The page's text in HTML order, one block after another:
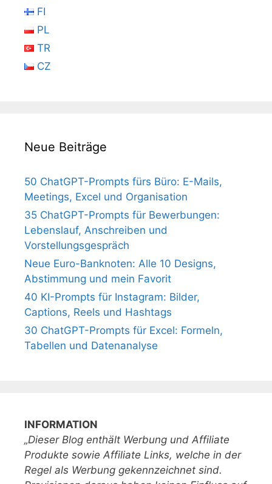
FI
PL
TR
CZ
Neue Beiträge
50 ChatGPT-Prompts fürs Büro: E-Mails,
Meetings, Excel und Organisation
35 ChatGPT-Prompts für Bewerbungen:
Lebenslauf, Anschreiben und
Vorstellungsgespräch
Neue Euro-Banknoten: Alle 10 Designs,
Abstimmung und mein Favorit
40 KI-Prompts für Instagram: Bilder,
Captions, Reels und Hashtags
30 ChatGPT-Prompts für Excel: Formeln,
Tabellen und Datenanalyse
INFORMATION
„Dieser Blog enthält Werbung und Affiliate
Produkte sowie Affiliate Links, welche in der
Regel als Werbung gekennzeichnet sind.